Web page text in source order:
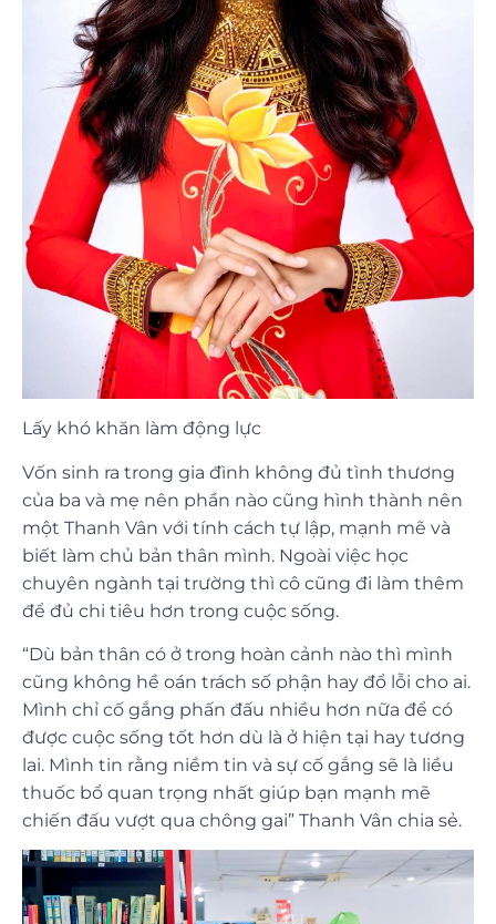
Lấy khó khăn làm động lực
Vốn sinh ra trong gia đình không đủ tình thương
của ba và mẹ nên phần nào cũng hình thành nên
một Thanh Vân với tính cách tự lập, mạnh mẽ và
biết làm chủ bản thân mình. Ngoài việc học
chuyên ngành tại trường thì cô cũng đi làm thêm
để đủ chi tiêu hơn trong cuộc sống.
“Dù bản thân có ở trong hoàn cảnh nào thì mình
cũng không hề oán trách số phận hay đổ lỗi cho ai.
Mình chỉ cố gắng phấn đấu nhiều hơn nữa để có
được cuộc sống tốt hơn dù là ở hiện tại hay tương
lai. Mình tin rằng niềm tin và sự cố gắng sẽ là liều
thuốc bổ quan trọng nhất giúp bạn mạnh mẽ
chiến đấu vượt qua chông gai” Thanh Vân chia sẻ.